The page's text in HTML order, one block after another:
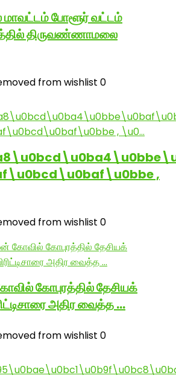
போளூர் வட்டம்
திருவண்ணாமலை
from wishlist 0
,
from wishlist 0
கோபுரத்தில் தேசியக்
அதிர வைத்த …
from wishlist 0